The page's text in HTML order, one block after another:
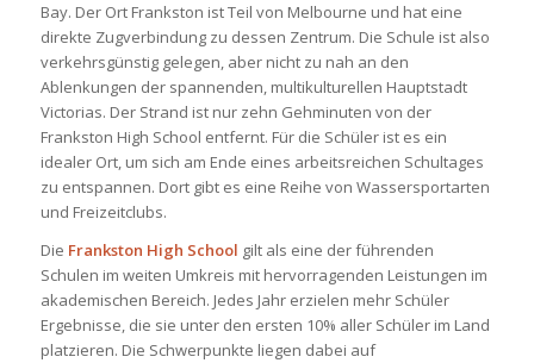
Bay. Der Ort Frankston ist Teil von Melbourne und hat eine
direkte Zugverbindung zu dessen Zentrum. Die Schule ist also
verkehrsgünstig gelegen, aber nicht zu nah an den
Ablenkungen der spannenden, multikulturellen Hauptstadt
Victorias. Der Strand ist nur zehn Gehminuten von der
Frankston High School entfernt. Für die Schüler ist es ein
idealer Ort, um sich am Ende eines arbeitsreichen Schultages
zu entspannen. Dort gibt es eine Reihe von Wassersportarten
und Freizeitclubs.
Die Frankston High School gilt als eine der führenden
Schulen im weiten Umkreis mit hervorragenden Leistungen im
akademischen Bereich. Jedes Jahr erzielen mehr Schüler
Ergebnisse, die sie unter den ersten 10% aller Schüler im Land
platzieren. Die Schwerpunkte liegen dabei auf